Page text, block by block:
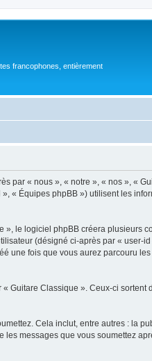
francophones, entièrement
par « nous », « notre », « nos », «
« Équipes phpBB ») utilisent les
le logiciel phpBB créera plusieurs
(désigné ci-après par « user-
fois que vous aurez parcouru
Classique ». Ceux-ci
Cela inclut, entre autres : la
messages que vous soumettez